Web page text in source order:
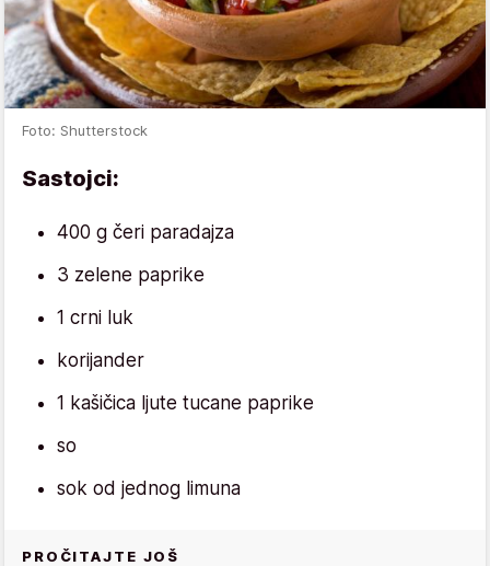
Foto: Shutterstock
Sastojci:
400 g čeri paradajza
3 zelene paprike
1 crni luk
korijander
1 kašičica ljute tucane paprike
so
sok od jednog limuna
PROČITAJTE JOŠ